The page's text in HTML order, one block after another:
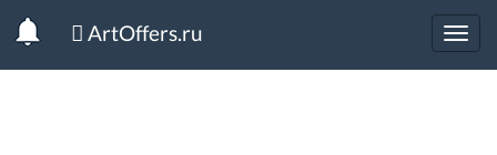
ArtOffers.ru